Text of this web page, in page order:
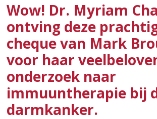
Wow! Dr. Myriam
ontving deze
cheque van Mark
voor haar
onderzoek naar
immuuntherapie bij
darmkanker.